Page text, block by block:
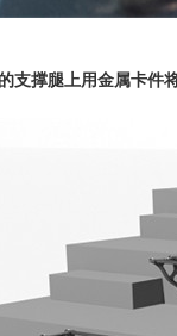
支撑腿上用金属卡件